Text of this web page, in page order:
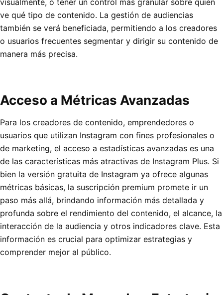
visualmente, o tener un control más granular sobre quién
ve qué tipo de contenido. La gestión de audiencias
también se verá beneficiada, permitiendo a los creadores
o usuarios frecuentes segmentar y dirigir su contenido de
manera más precisa.
Acceso a Métricas Avanzadas
Para los creadores de contenido, emprendedores o
usuarios que utilizan Instagram con fines profesionales o
de marketing, el acceso a estadísticas avanzadas es una
de las características más atractivas de Instagram Plus. Si
bien la versión gratuita de Instagram ya ofrece algunas
métricas básicas, la suscripción premium promete ir un
paso más allá, brindando información más detallada y
profunda sobre el rendimiento del contenido, el alcance, la
interacción de la audiencia y otros indicadores clave. Esta
información es crucial para optimizar estrategias y
comprender mejor al público.